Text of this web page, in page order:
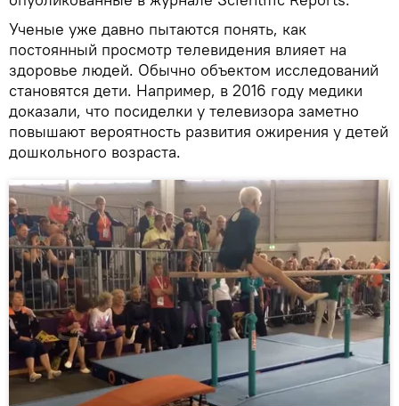
Ученые уже давно пытаются понять, как
постоянный просмотр телевидения влияет на
здоровье людей. Обычно объектом исследований
становятся дети. Например, в 2016 году медики
доказали, что посиделки у телевизора заметно
повышают вероятность развития ожирения у детей
дошкольного возраста.